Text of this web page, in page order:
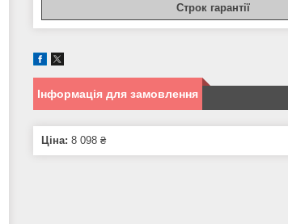
Строк гарантії
Інформація для замовлення
Ціна: 8 098 ₴